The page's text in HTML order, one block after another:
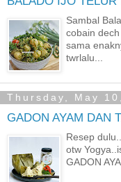
Sambal
cobain
sama
twrlalu...
Thursday, May
GADON AYAM DAN
Resep
otw
GADON